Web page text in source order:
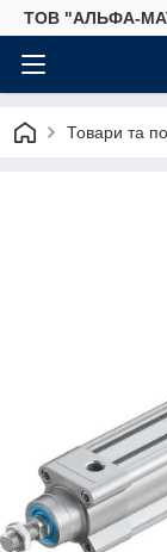
ТОВ "АЛЬФА-
Товари та